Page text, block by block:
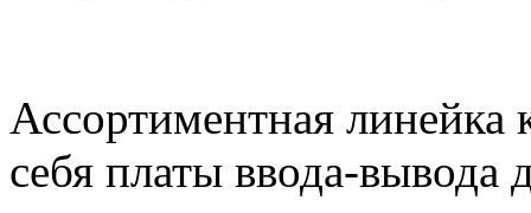
Ассортиментная
себя платы ввода-вывода